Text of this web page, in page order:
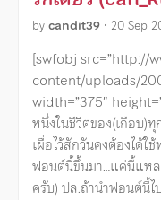
bycandit39 • 20 Sep
[swfobj src=”http://
content/uploads/
width=”375″
หนึ่งในชีวิตของ(เกือบ)
เผื่อไว้สักวันคงต้องได้ใ
ฟอนต์นี้ขึ้นมา…แค่นี้แหล
ครับ) ปล.ถ้านำฟอนต์นี้